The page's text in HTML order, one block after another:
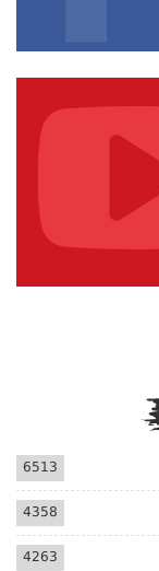
6513
4358
4263